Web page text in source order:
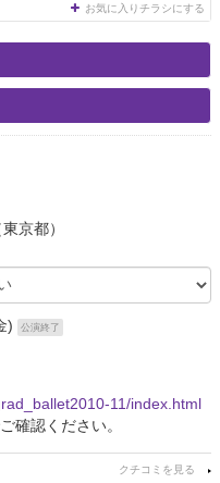
お気に入りチラシにする
東京都）
) 公演終了
11/index.html
確認ください。